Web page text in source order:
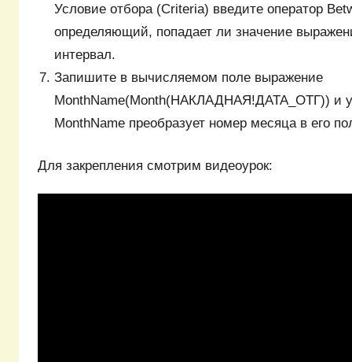
Условие отбора (Criteria) введите оператор
определяющий, попадает ли значение
интервал.
Запишите в вычисляемом поле выражение
MonthName(Month(НАКЛАДНАЯ!ДАТА_ОТГ)) и
MonthName преобразует номер месяца в его
Для закрепления смотрим видеоурок: